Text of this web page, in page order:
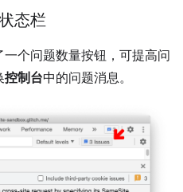
态栏
一个问题数量按钮，可提高问
控制台中的问题消息。